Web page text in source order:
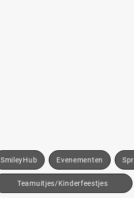
SmileyHub Evenementen
Teamuitjes/Kinderfeestjes